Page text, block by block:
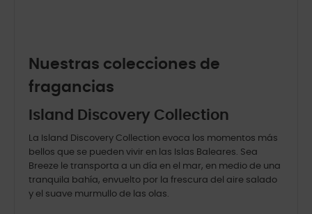
Nuestras colecciones de
fragancias
Island Discovery Collection
La Island Discovery Collection evoca los momentos más
bellos que se pueden vivir en las Islas Baleares. Sea
Breeze le transporta a un día en el mar, en medio de una
tranquila bahía, envuelto por la frescura del aire salado
y el suave murmullo de las olas.